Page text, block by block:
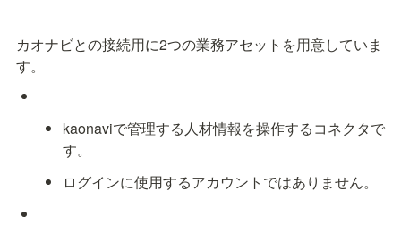
カオナビとの接続用に2つの業務アセットを用意していま
す。
kaonaviで管理する人材情報を操作するコネクタで
す。
ログインに使用するアカウントではありません。